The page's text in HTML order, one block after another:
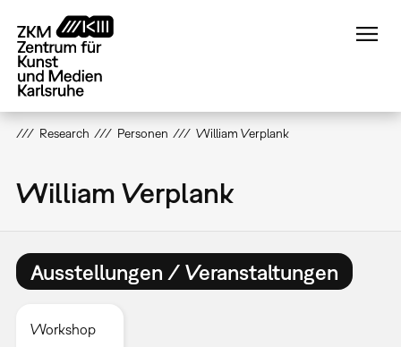
zum
Inhalt
Research Personen William Verplank
William Verplank
Ausstellungen / Veranstaltungen
Workshop